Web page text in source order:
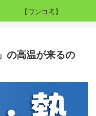
【ワンコ考】
の高温が来るの